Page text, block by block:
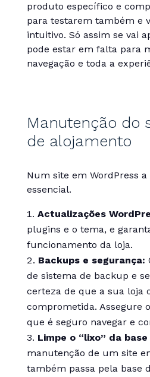
produto específico e
para testarem também e
intuitivo. Só assim se vai
pode estar em falta para
navegação e toda a
Manutenção do
de alojamento
Num site em WordPress
essencial.
Actualizações
plugins e o tema, e
funcionamento da loja.
Backups e segurança:
de sistema de backup e
certeza de que a sua loja
comprometida. Assegure
que é seguro navegar e
Limpe o “lixo” da
manutenção de um site
também passa pela base